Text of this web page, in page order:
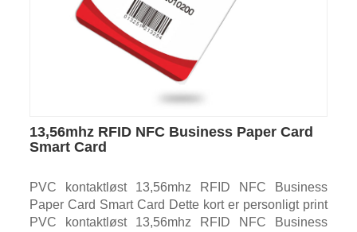
13,56mhz RFID NFC Business Paper Card
Smart Card
PVC kontaktløst 13,56mhz RFID NFC Business
Paper Card Smart Card Dette kort er personligt print
PVC kontaktløst 13,56mhz RFID NFC Business